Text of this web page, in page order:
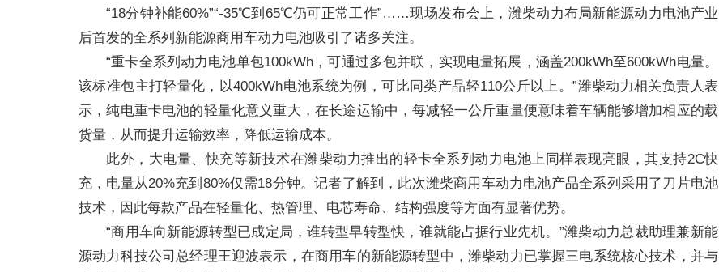
“18分钟补能60%”“-35℃到65℃仍可正常工作”……现场发布会上，潍柴动力布局新能源动力电池产业
后首发的全系列新能源商用车动力电池吸引了诸多关注。
“重卡全系列动力电池单包100kWh，可通过多包并联，实现电量拓展，涵盖200kWh至600kWh电量。
该标准包主打轻量化，以400kWh电池系统为例，可比同类产品轻110公斤以上。”潍柴动力相关负责人表
示，纯电重卡电池的轻量化意义重大，在长途运输中，每减轻一公斤重量便意味着车辆能够增加相应的载
货量，从而提升运输效率，降低运输成本。
此外，大电量、快充等新技术在潍柴动力推出的轻卡全系列动力电池上同样表现亮眼，其支持2C快
充，电量从20%充到80%仅需18分钟。记者了解到，此次潍柴商用车动力电池产品全系列采用了刀片电池
技术，因此每款产品在轻量化、热管理、电芯寿命、结构强度等方面有显著优势。
“商用车向新能源转型已成定局，谁转型早转型快，谁就能占据行业先机。”潍柴动力总裁助理兼新能
源动力科技公司总经理王迎波表示，在商用车的新能源转型中，潍柴动力已掌握三电系统核心技术，并与